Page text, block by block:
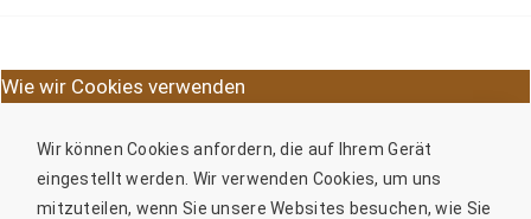
Wie wir Cookies verwenden
Wir können Cookies anfordern, die auf Ihrem Gerät
eingestellt werden. Wir verwenden Cookies, um uns
mitzuteilen, wenn Sie unsere Websites besuchen, wie Sie